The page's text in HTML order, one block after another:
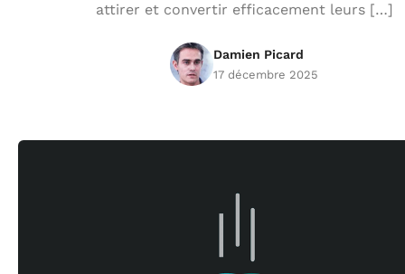
attirer et convertir efficacement leurs […]
Damien Picard
17 décembre 2025